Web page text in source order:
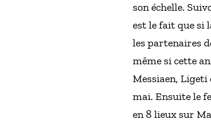
son échelle.
est le fait que si
les partenaires
même si cette
Messiaen, Ligeti
mai. Ensuite le
en 8 lieux sur